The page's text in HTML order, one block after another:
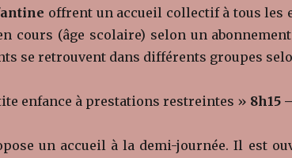
offrent un accueil collectif à tous les
cours (âge scolaire) selon un
se retrouvent dans différents groupes
enfance à prestations restreintes » 8h15
un accueil à la demi-journée. Il est